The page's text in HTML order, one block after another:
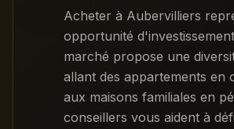
Acheter à Aubervilliers
opportunité
marché propose une
allant des appartements en
aux maisons familiales en
conseillers vous aident à